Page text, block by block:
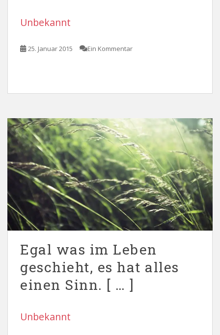
Unbekannt
25. Januar 2015 Ein Kommentar
Egal was im Leben
geschieht, es hat alles
einen Sinn. [ … ]
Unbekannt